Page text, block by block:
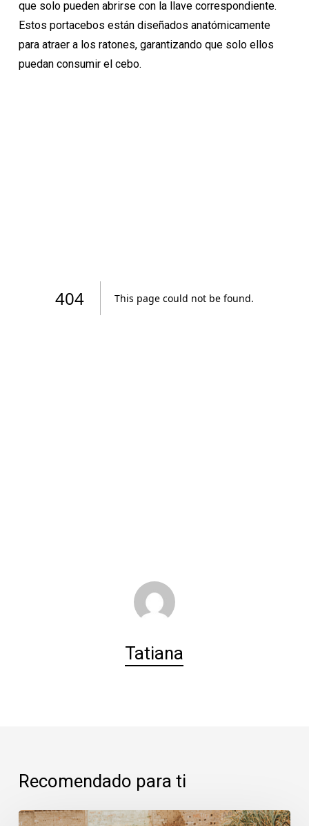
que solo pueden abrirse con la llave correspondiente.
Estos portacebos están diseñados anatómicamente
para atraer a los ratones, garantizando que solo ellos
puedan consumir el cebo.
Tatiana
Recomendado para ti
Pozuelo: